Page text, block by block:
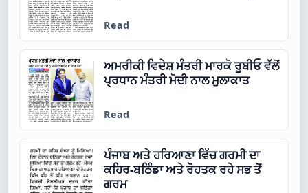
Read
ਅਮਰੀਕੀ ਵਿਦੇਸ਼ ਮੰਤਰੀ ਮਾਰਕੋ ਰੂਬੀਓ ਵੱਲੋਂ
ਪ੍ਰਧਾਨ ਮੰਤਰੀ ਮੋਦੀ ਨਾਲ ਮੁਲਾਕਾਤ
Read
ਪੰਜਾਬ ਅਤੇ ਹਰਿਆਣਾ ਵਿੱਚ ਗਰਮੀ ਦਾ
ਕਹਿਰ-ਬਠਿੰਡਾ ਅਤੇ ਰੋਹਤਕ ਰਹੇ ਸਭ ਤੋਂ
ਗਰਮ